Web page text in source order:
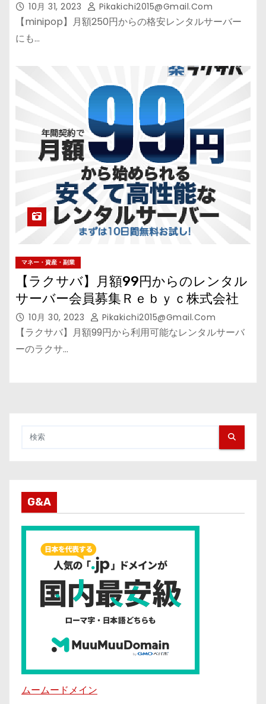
10月 31, 2023 Pikakichi2015@gmail.com
【minipop】月額250円からの格安レンタルサーバー
にも…
マネー・資産・副業
【ラクサバ】月額99円からのレンタル
サーバー会員募集Ｒｅｂｙｃ株式会社
10月 30, 2023 Pikakichi2015@gmail.com
【ラクサバ】月額99円から利用可能なレンタルサーバ
ーのラクサ…
G&A
ムームードメイン